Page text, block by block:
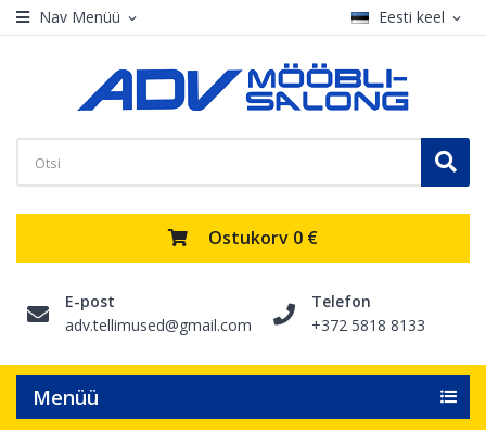
Nav Menüü expand_more Eesti keel expand_more
Ostukorv 0 €
E-post
adv.tellimused@gmail.com
Telefon
+372 5818 8133
Menüü